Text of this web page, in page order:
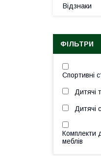
Відзнаки
ФІЛЬТРИ
Спортивні
Дитячі
Дитячі
Комплекти
меблів